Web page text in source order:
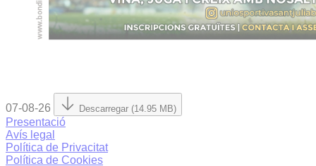
07-08-26 Descarregar (14.95 MB)
Presentació
Avís legal
Política de Privacitat
Política de Cookies